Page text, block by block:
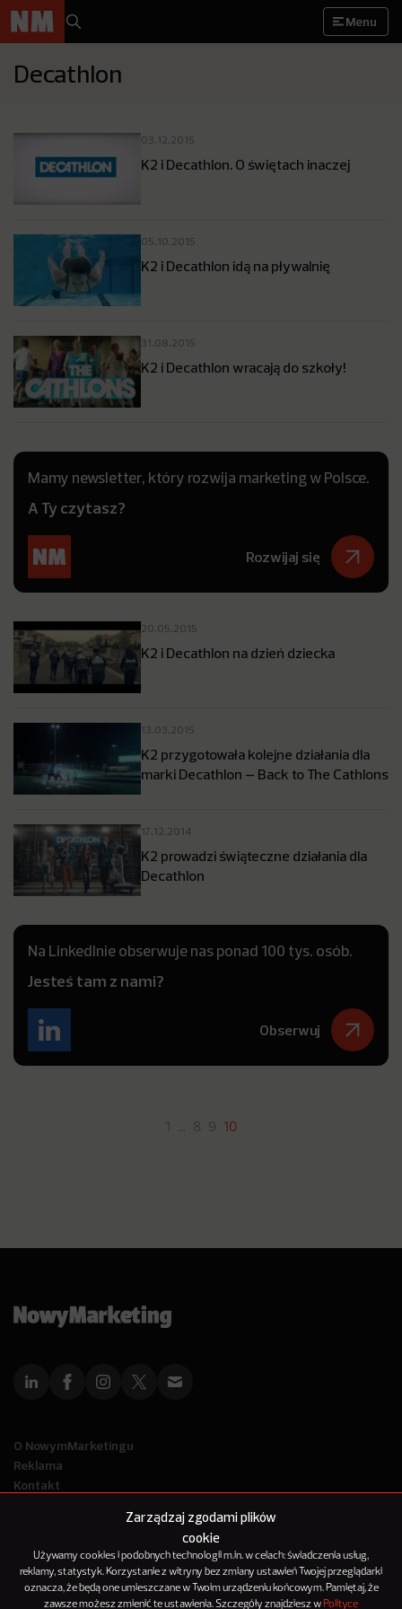
Zarządzaj zgodami plików
cookie
Używamy cookies i podobnych technologii m.in. w celach: świadczenia usług,
reklamy, statystyk. Korzystanie z witryny bez zmiany ustawień Twojej przeglądarki
oznacza, że będą one umieszczane w Twoim urządzeniu końcowym. Pamiętaj, że
zawsze możesz zmienić te ustawienia. Szczegóły znajdziesz w Polityce
Menu
Decathlon
03.12.2015
K2 i Decathlon. O świętach inaczej
05.10.2015
K2 i Decathlon idą na pływalnię
31.08.2015
K2 i Decathlon wracają do szkoły!
Mamy newsletter, który rozwija marketing w Polsce.
A Ty czytasz?
Rozwijaj się
20.05.2015
K2 i Decathlon na dzień dziecka
13.03.2015
K2 przygotowała kolejne działania dla
marki Decathlon – Back to The Cathlons
17.12.2014
K2 prowadzi świąteczne działania dla
Decathlon
Na LinkedInie obserwuje nas ponad 100 tys. osób.
Jesteś tam z nami?
Obserwuj
… 8 9 10
O NowymMarketingu
Reklama
Kontakt
© 2012-2025